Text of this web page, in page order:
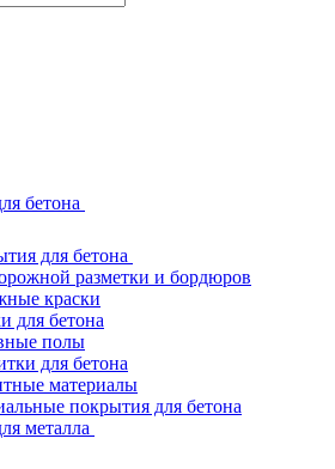
бетона
для бетона
разметки и бордюров
краски
для бетона
полы
для бетона
материалы
покрытия для бетона
металла